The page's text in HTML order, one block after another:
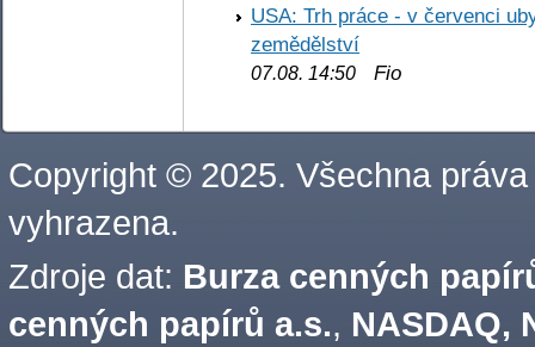
USA: Trh práce - v červenci
zemědělství
07.08. 14:50 Fio
Copyright © 2025. Všechna práva
vyhrazena.
Zdroje dat: Burza cenných
cenných papírů a.s., NASDAQ,